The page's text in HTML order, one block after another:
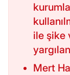
ile şike
Mert